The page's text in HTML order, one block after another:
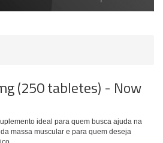
(250 tabletes) - Now
ideal para quem busca ajuda na
massa muscular e para quem deseja